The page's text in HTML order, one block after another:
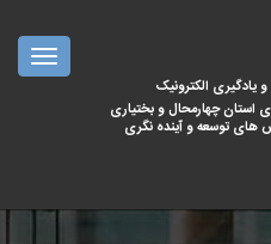
یادگیری الکترونیک
استان چهارمحال و بختیاری
توسعه و آینده نگری